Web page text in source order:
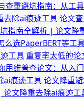
查重避坑指南：从工
去除ai痕迹工具论文
指南全解析 | 论文降
么选PaperBERT等工
工具 重复率太低的
用维普查论文：从入
ai痕迹工具论文降重
文降重去除ai痕迹工